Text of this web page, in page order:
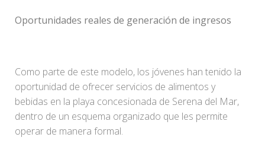
Oportunidades reales de generación de ingresos
Como parte de este modelo, los jóvenes han tenido la
oportunidad de ofrecer servicios de alimentos y
bebidas en la playa concesionada de Serena del Mar,
dentro de un esquema organizado que les permite
operar de manera formal.